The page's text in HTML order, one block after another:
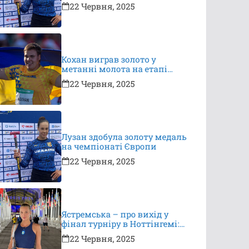
22 Червня, 2025
Кохан виграв золото у
метанні молота на етапі
Континентального туру
22 Червня, 2025
Лузан здобула золоту медаль
на чемпіонаті Європи
22 Червня, 2025
Ястремська – про вихід у
фінал турніру в Ноттінгемі:
це неймовірно, я дуже
вдячна за підтримку
22 Червня, 2025